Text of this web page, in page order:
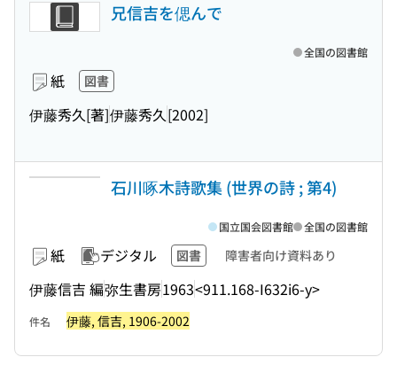
兄信吉を偲んで
紙 図書
伊藤秀久[著]伊藤秀久 [2002]
全国の図書館
石川啄木詩歌集 (世界の詩 ; 第4)
紙 デジタル 図書 障害者向け資料あり
伊藤信吉 編弥生書房1963<911.168-I632i6-y>
国立国会図書館 全国の図書館
件名 伊藤, 信吉, 1906-2002